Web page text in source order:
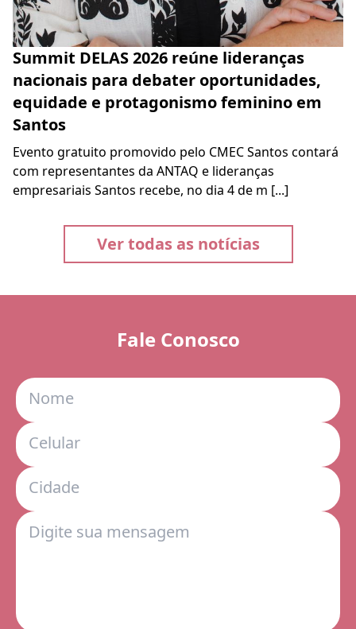
Summit DELAS 2026 reúne lideranças
nacionais para debater oportunidades,
equidade e protagonismo feminino em
Santos
Evento gratuito promovido pelo CMEC Santos contará
com representantes da ANTAQ e lideranças
empresariais Santos recebe, no dia 4 de m [...]
Ver todas as notícias
Fale Conosco
Nome
Celular
Cidade
Digite sua mensagem